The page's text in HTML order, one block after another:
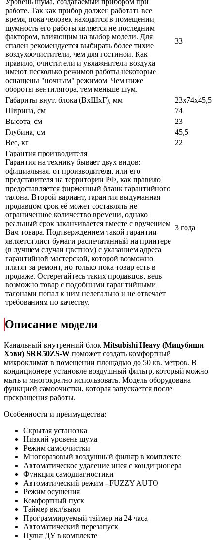
Уровень шума, создаваемый прибором при
работе. Так как прибор должен работать все
время, пока человек находится в помещении,
шумность его работы является не последним
фактором, влияющим на выбор модели. Для
спален рекомендуется выбирать более тихие
воздухоочистители, чем для гостиной. Как
правило, очистители и увлажнители воздуха
имеют несколько режимов работы некоторые
оснащены "ночным" режимом. Чем ниже
обороты вентилятора, тем меньше шум.
33
Габариты внут. блока (ВхШхГ), мм
23х74х45,5
Ширина, см
74
Высота, см
23
Глубина, см
45,5
Вес, кг
22
Гарантия производителя
Гарантия на технику бывает двух видов:
официальная, от производителя, или его
представителя на территории РФ, как правило
предоставляется фирменный бланк гарантийного
талона. Второй вариант, гарантия выдуманная
продавцом срок её может составлять не
ограниченное количество времени, однако
реальный срок заканчивается вместе с вручением
Вам товара. Подтверждением такой гарантии
является лист бумаги распечатанный на принтере
(в лучшем случаи цветном) с указанием адреса
гарантийной мастерской, которой возможно
платят за ремонт, но только пока товар есть в
продаже. Остерегайтесь таких продавцов, ведь
возможно товар с подобными гарантийными
талонами попал к ним нелегально и не отвечает
требованиям по качеству.
3 года
Описание модели
Канальный внутренний блок Mitsubishi Heavy (Мицубиши
Хэви) SRR50ZS-W поможет создать комфортный
микроклимат в помещении площадью до 50 кв. метров. В
кондиционере установле воздушный фильтр, который можно
мыть и многократно использовать. Модель оборудована
функцией самоочистки, которая запускается после
прекращения работы.
Особенности и преимущества:
Скрытая установка
Низкий уровень шума
Режим самоочистки
Многоразовый воздушный фильтр в комплекте
Автоматическое удаление инея с кондиционера
Функция самодиагностики
Автоматический режим - FUZZY AUTO
Режим осушения
Комфортный пуск
Таймер вкл/выкл
Программируемый таймер на 24 часа
Автоматический перезапуск
Пульт ДУ в комплекте